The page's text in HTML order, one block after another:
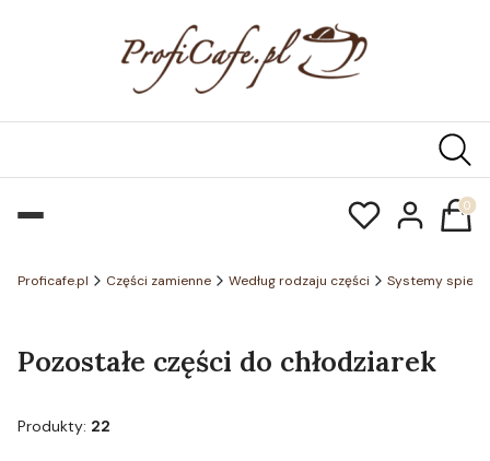
Proficafe.pl Części zamienne Według rodzaju części Systemy
Pozostałe części do chłodziarek
Produkty: 22